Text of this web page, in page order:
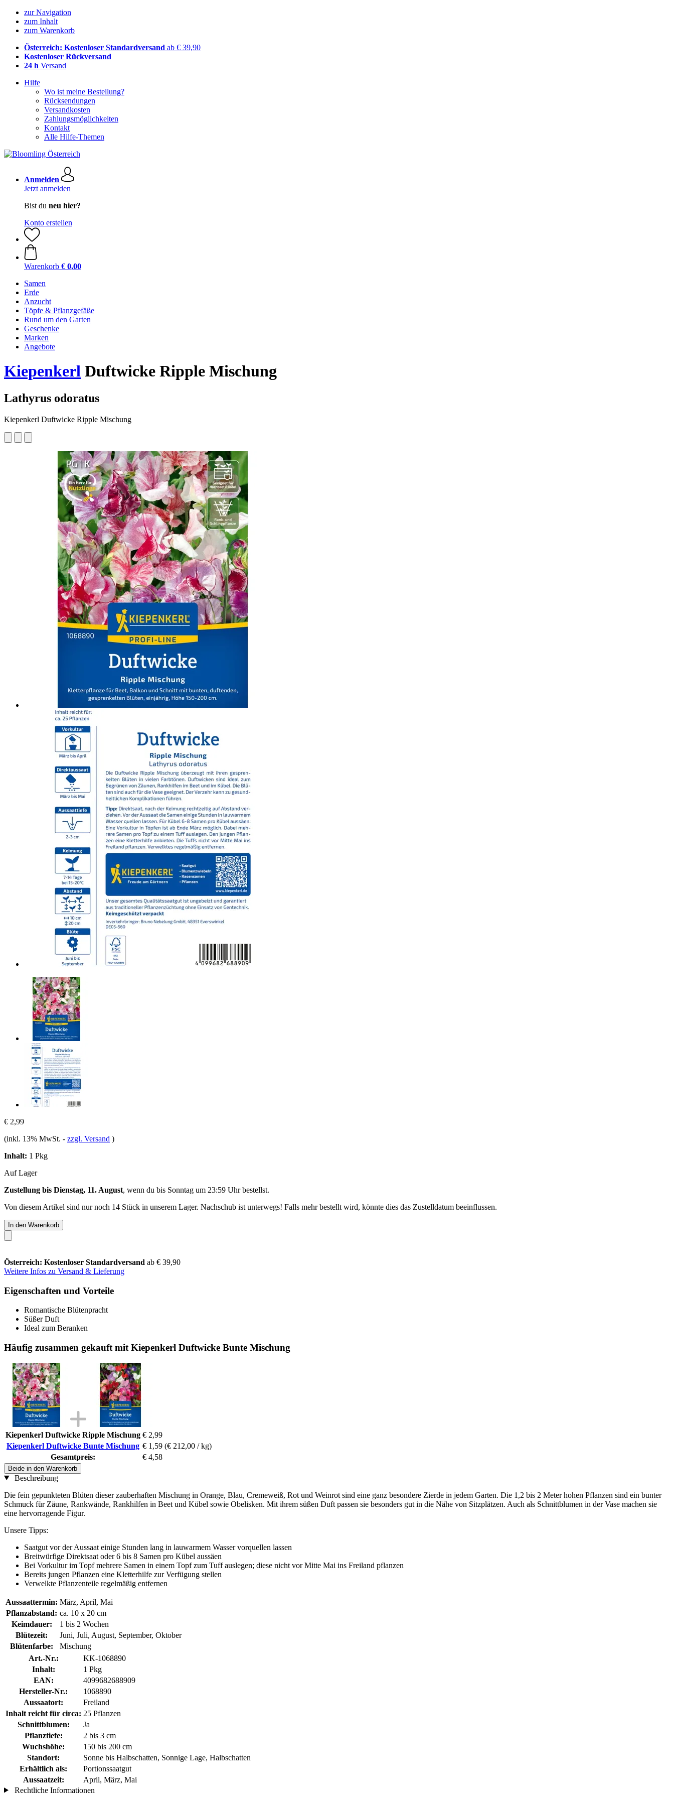
zur Navigation
zum Inhalt
zum Warenkorb
Österreich: Kostenloser Standardversand ab € 39,90
Kostenloser Rückversand
24 h Versand
Hilfe
Wo ist meine Bestellung?
Rücksendungen
Versandkosten
Zahlungsmöglichkeiten
Kontakt
Alle Hilfe-Themen
Anmelden
Jetzt anmelden
Bist du neu hier?
Konto erstellen
Warenkorb € 0,00
Samen
Erde
Anzucht
Töpfe & Pflanzgefäße
Rund um den Garten
Geschenke
Marken
Angebote
Kiepenkerl Duftwicke Ripple Mischung
Lathyrus odoratus
Kiepenkerl Duftwicke Ripple Mischung
€ 2,99
(inkl. 13% MwSt. - zzgl. Versand )
Inhalt: 1 Pkg
Auf Lager
Zustellung bis Dienstag, 11. August, wenn du bis Sonntag um 23:59 Uhrbestellst.
Von diesem Artikel sind nur noch 14 Stück in unserem Lager. Nachschub ist unterwegs! Falls mehr bestellt wird, könnte dies das Zustelldatum beeinflussen.
In den Warenkorb
Österreich: Kostenloser Standardversand ab € 39,90
Weitere Infos zu Versand & Lieferung
Eigenschaften und Vorteile
Romantische Blütenpracht
Süßer Duft
Ideal zum Beranken
Häufig zusammen gekauft mit Kiepenkerl Duftwicke Bunte Mischung
Kiepenkerl Duftwicke Ripple Mischung € 2,99
Kiepenkerl Duftwicke Bunte Mischung € 1,59 (€ 212,00 / kg)
Gesamtpreis:
€ 4,58
Beide in den Warenkorb
Beschreibung
Die fein gepunkteten Blüten dieser zauberhaften Mischung in Orange, Blau, Cremeweiß, Rot und Weinrot sind eine ganz besondere Zierde in jedem Garten. Die 1,2 bis 2 Meter hohen Pflanzen sind ein bunter
Schmuck für Zäune, Rankwände, Rankhilfen in Beet und Kübel sowie Obelisken. Mit ihrem süßen Duft passen sie besonders gut in die Nähe von Sitzplätzen. Auch als Schnittblumen in der Vase machen sie
eine hervorragende Figur.
Unsere Tipps:
Saatgut vor der Aussaat einige Stunden lang in lauwarmem Wasser vorquellen lassen
Breitwürfige Direktsaat oder 6 bis 8 Samen pro Kübel aussäen
Bei Vorkultur im Topf mehrere Samen in einem Topf zum Tuff auslegen; diese nicht vor Mitte Mai ins Freiland pflanzen
Bereits jungen Pflanzen eine Kletterhilfe zur Verfügung stellen
Verwelkte Pflanzenteile regelmäßig entfernen
Aussaattermin: März, April, Mai
Pflanzabstand: ca. 10 x 20 cm
Keimdauer:
1 bis 2 Wochen
Blütezeit:
Juni, Juli, August, September, Oktober
Blütenfarbe:
Mischung
Art.-Nr.:
KK-1068890
Inhalt:
1 Pkg
EAN:
4099682688909
Hersteller-Nr.:
1068890
Aussaatort:
Freiland
Inhalt reicht für circa: 25 Pflanzen
Schnittblumen:
Ja
Pflanztiefe:
2 bis 3 cm
Wuchshöhe:
150 bis 200 cm
Standort:
Sonne bis Halbschatten, Sonnige Lage, Halbschatten
Erhältlich als:
Portionssaatgut
Aussaatzeit:
April, März, Mai
Rechtliche Informationen